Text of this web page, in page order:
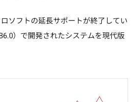
ソフトの延長サポートが終了してい
）で開発されたシステムを現代版